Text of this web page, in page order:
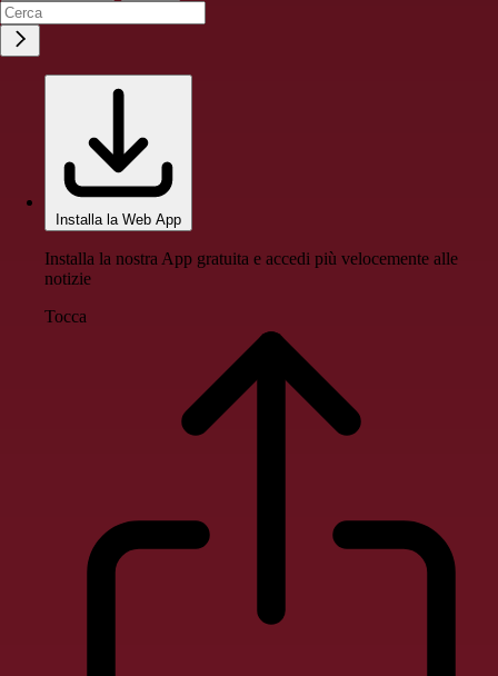
Installa la Web App
Installa la nostra App gratuita e accedi più velocemente alle
notizie
Tocca